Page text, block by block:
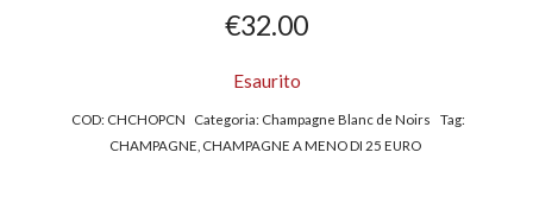
€32.00
Esaurito
COD: CHCHOPCN Categoria: Champagne Blanc de Noirs
Tag:
CHAMPAGNE CHAMPAGNE A MENO DI 25 EURO